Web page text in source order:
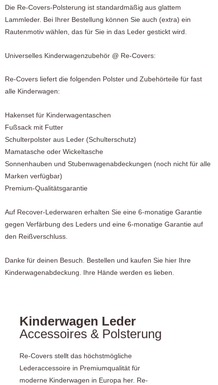
Die Re-Covers-Polsterung ist standardmäßig aus glattem
Lammleder. Bei Ihrer Bestellung können Sie auch (extra) ein
Rautenmotiv wählen, das für Sie in das Leder gestickt wird.
Universelles Kinderwagenzubehör @ Re-Covers:
Re-Covers liefert die folgenden Polster und Zubehörteile für fast
alle Kinderwagen:
Hakenset für Kinderwagentaschen
Fußsack mit Futter
Schulterpolster aus Leder (Schulterschutz)
Mamatasche oder Wickeltasche
Sonnenhauben und Stubenwagenabdeckungen (noch nicht für alle
Marken verfügbar)
Premium-Qualitätsgarantie
Auf Recover-Lederwaren erhalten Sie eine 6-monatige Garantie
gegen Verfärbung des Leders und eine 6-monatige Garantie auf
den Reißverschluss.
Danke für deinen Besuch. Bestellen und kaufen Sie hier Ihre
Kinderwagenabdeckung. Ihre Hände werden es lieben.
Kinderwagen Leder
Accessoires & Polsterung
Re-Covers stellt das höchstmögliche
Lederaccessoire in Premiumqualität für
moderne Kinderwagen in Europa her. Re-